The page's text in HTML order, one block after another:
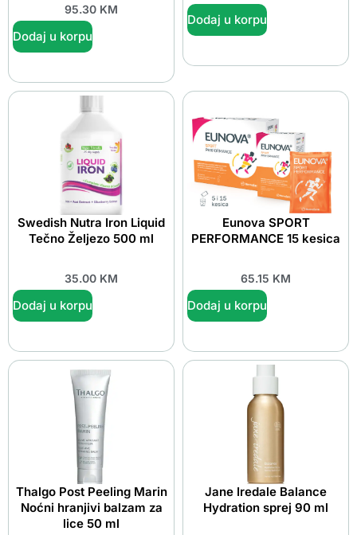
95.30 KM
Dodaj u korpu
Dodaj u korpu
Swedish Nutra Iron Liquid
Tečno Željezo 500 ml
35.00 KM
Dodaj u korpu
Eunova SPORT
PERFORMANCE 15 kesica
65.15 KM
Dodaj u korpu
Thalgo Post Peeling Marin
Noćni hranjivi balzam za
lice 50 ml
Jane Iredale Balance
Hydration sprej 90 ml